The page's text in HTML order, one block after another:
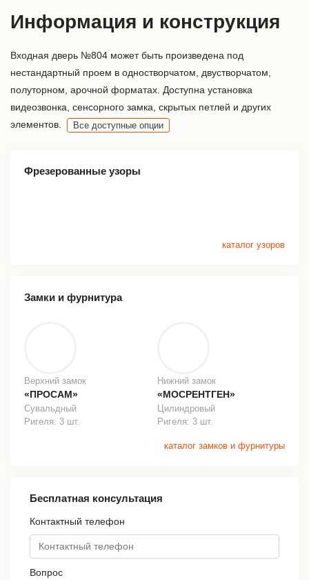
Информация и конструкция
Входная дверь №804 может быть произведена под
нестандартный проем в одностворчатом, двустворчатом,
полуторном, арочной форматах. Доступна установка
видеозвонка, сенсорного замка, скрытых петлей и других
элементов.
Все доступные опции
Фрезерованные узоры
каталог узоров
Замки и фурнитура
Верхний замок
«ПРОСАМ»
Сувальдный
Ригеля: 3 шт.
Нижний замок
«МОСРЕНТГЕН»
Цилиндровый
Ригеля: 3 шт.
каталог замков и фурнитуры
Бесплатная консультация
Контактный телефон
Вопрос